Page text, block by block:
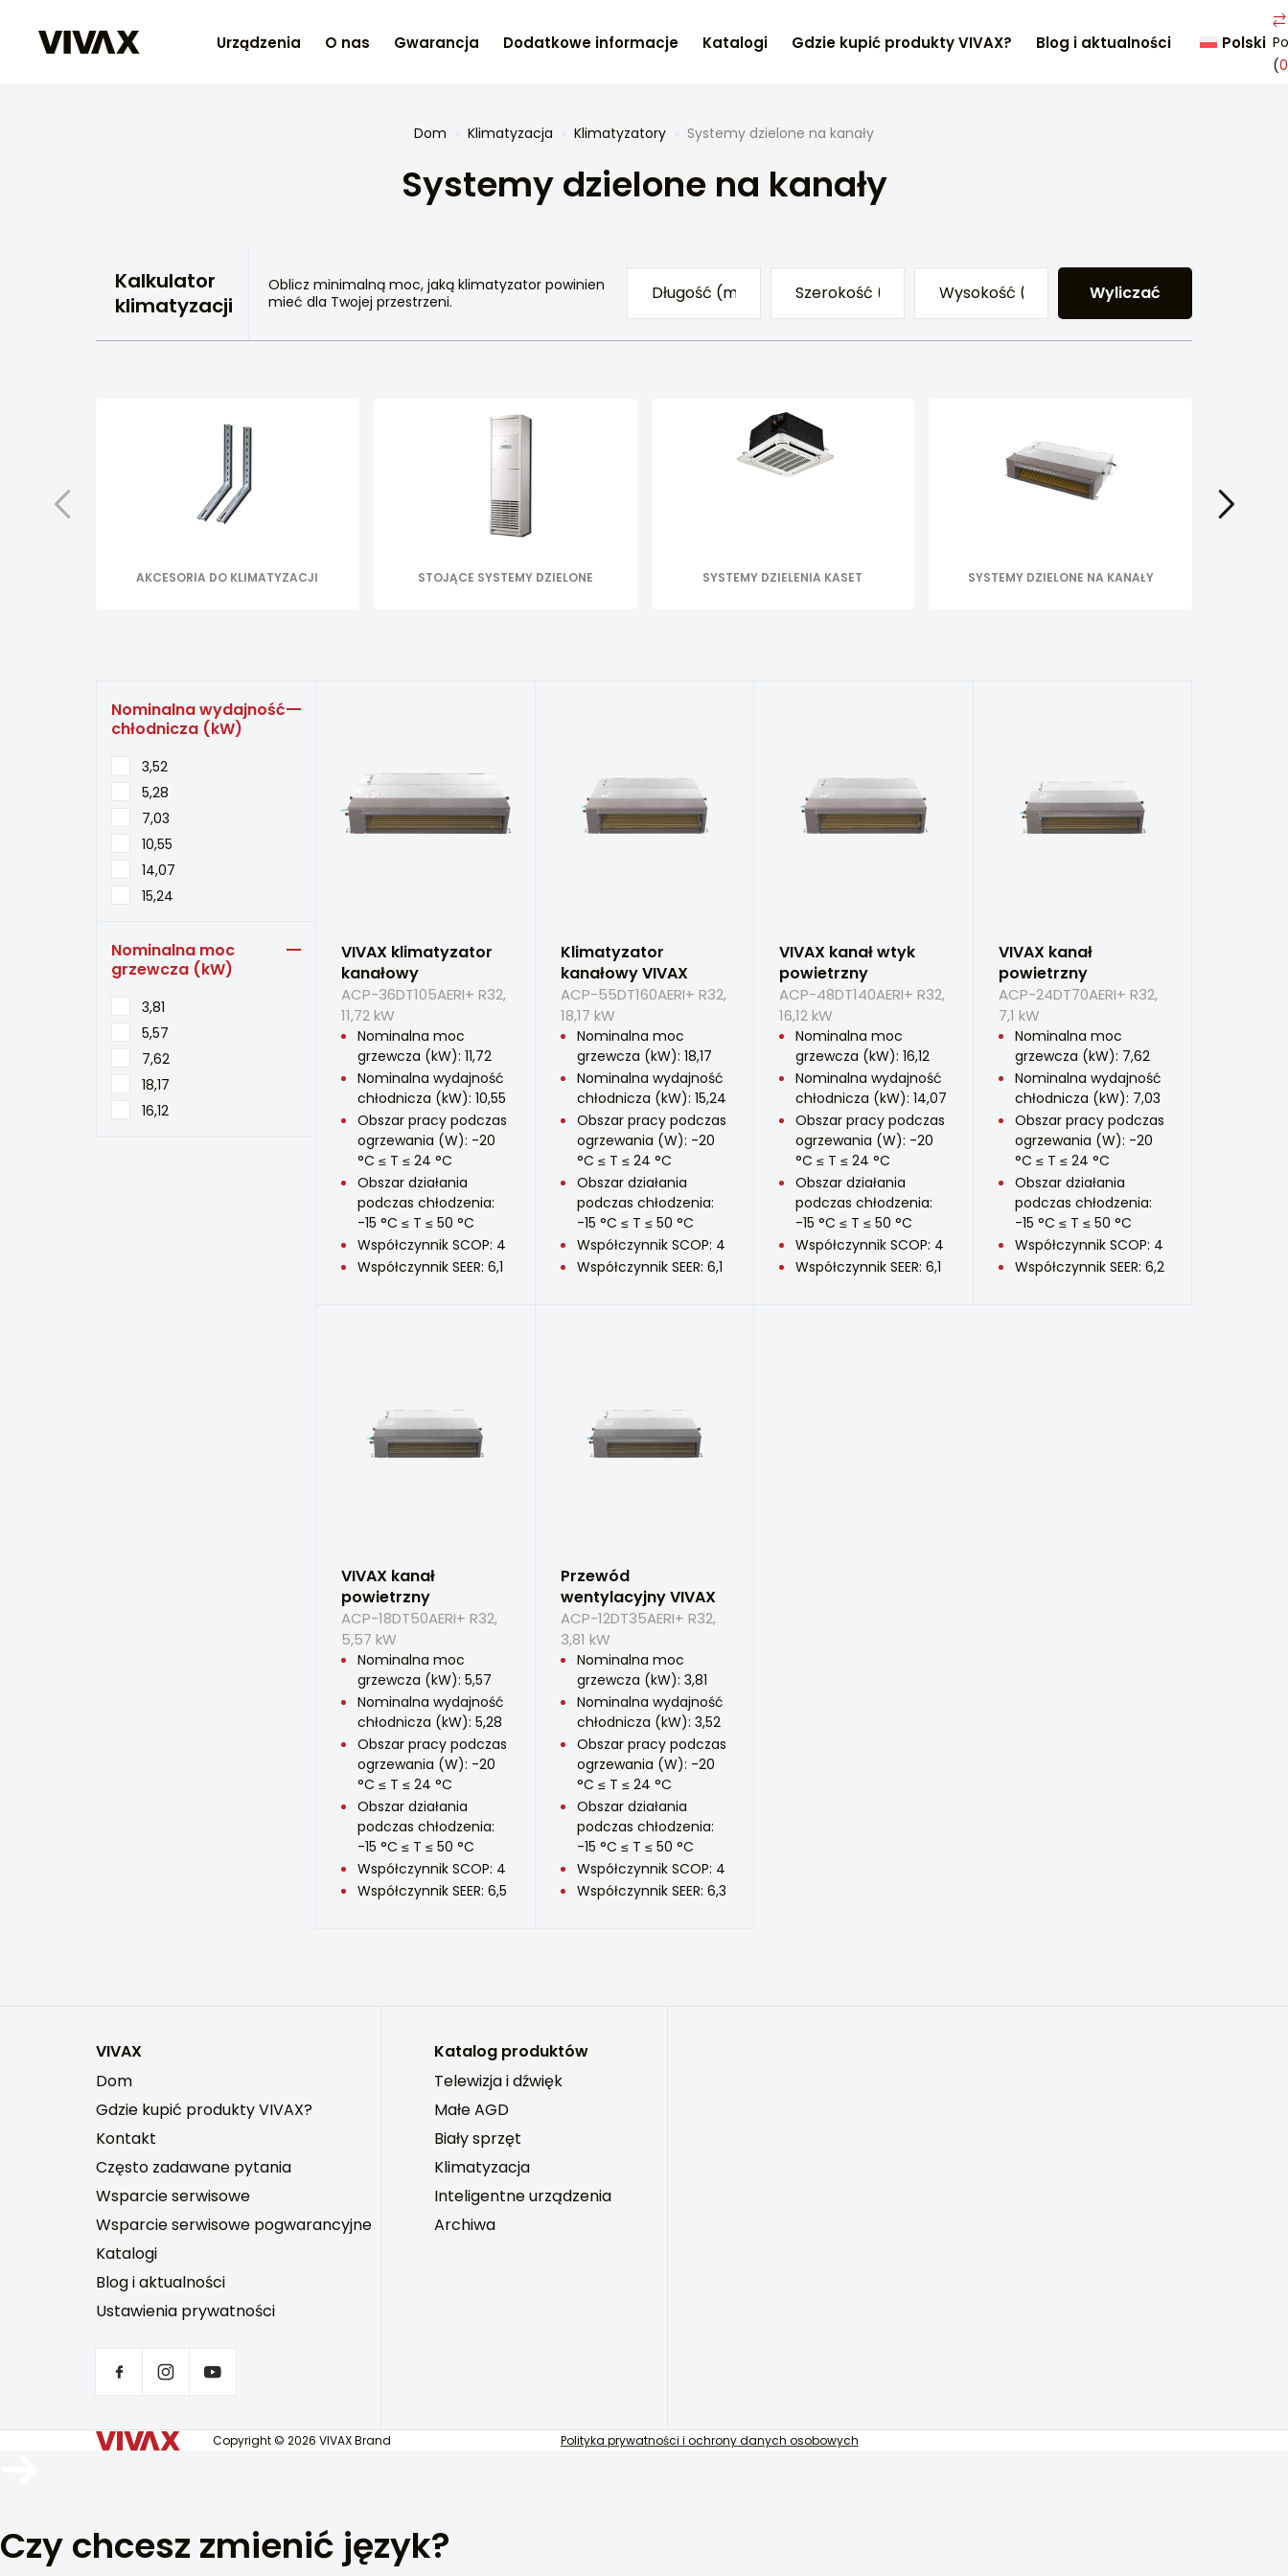
Urządzenia O nas Gwarancja Dodatkowe informacje Katalogi Gdzie kupić produkty VIVAX? Blog i aktualności Polski
(0
Dom Klimatyzacja Klimatyzatory Systemy dzielone na kanały
Systemy dzielone na kanały
Kalkulator
klimatyzacji
Oblicz minimalną moc, jaką klimatyzator powinien
mieć dla Twojej przestrzeni.
Wyliczać
AKCESORIA DO KLIMATYZACJI STOJĄCE SYSTEMY DZIELONE SYSTEMY DZIELENIA KASET SYSTEMY DZIELONE NA KANAŁY
Nominalna wydajność
chłodnicza (kW)
3,52
5,28
7,03
10,55
14,07
15,24
Nominalna moc
grzewcza (kW)
3,81
5,57
7,62
18,17
16,12
VIVAX klimatyzator
kanałowy
ACP-36DT105AERI+ R32,
11,72 kW
Nominalna moc
grzewcza (kW): 11,72
Nominalna wydajność
chłodnicza (kW): 10,55
Obszar pracy podczas
ogrzewania (W): -20
°C ≤ T ≤ 24 °C
Obszar działania
podczas chłodzenia:
-15 °C ≤ T ≤ 50 °C
Współczynnik SCOP: 4
Współczynnik SEER: 6,1
Klimatyzator
kanałowy VIVAX
ACP-55DT160AERI+ R32,
18,17 kW
Nominalna moc
grzewcza (kW): 18,17
Nominalna wydajność
chłodnicza (kW): 15,24
Obszar pracy podczas
ogrzewania (W): -20
°C ≤ T ≤ 24 °C
Obszar działania
podczas chłodzenia:
-15 °C ≤ T ≤ 50 °C
Współczynnik SCOP: 4
Współczynnik SEER: 6,1
VIVAX kanał wtyk
powietrzny
ACP-48DT140AERI+ R32,
16,12 kW
Nominalna moc
grzewcza (kW): 16,12
Nominalna wydajność
chłodnicza (kW): 14,07
Obszar pracy podczas
ogrzewania (W): -20
°C ≤ T ≤ 24 °C
Obszar działania
podczas chłodzenia:
-15 °C ≤ T ≤ 50 °C
Współczynnik SCOP: 4
Współczynnik SEER: 6,1
VIVAX kanał
powietrzny
ACP-24DT70AERI+ R32,
7,1 kW
Nominalna moc
grzewcza (kW): 7,62
Nominalna wydajność
chłodnicza (kW): 7,03
Obszar pracy podczas
ogrzewania (W): -20
°C ≤ T ≤ 24 °C
Obszar działania
podczas chłodzenia:
-15 °C ≤ T ≤ 50 °C
Współczynnik SCOP: 4
Współczynnik SEER: 6,2
VIVAX kanał
powietrzny
ACP-18DT50AERI+ R32,
5,57 kW
Nominalna moc
grzewcza (kW): 5,57
Nominalna wydajność
chłodnicza (kW): 5,28
Obszar pracy podczas
ogrzewania (W): -20
°C ≤ T ≤ 24 °C
Obszar działania
podczas chłodzenia:
-15 °C ≤ T ≤ 50 °C
Współczynnik SCOP: 4
Współczynnik SEER: 6,5
Przewód
wentylacyjny VIVAX
ACP-12DT35AERI+ R32,
3,81 kW
Nominalna moc
grzewcza (kW): 3,81
Nominalna wydajność
chłodnicza (kW): 3,52
Obszar pracy podczas
ogrzewania (W): -20
°C ≤ T ≤ 24 °C
Obszar działania
podczas chłodzenia:
-15 °C ≤ T ≤ 50 °C
Współczynnik SCOP: 4
Współczynnik SEER: 6,3
VIVAX
Dom
Gdzie kupić produkty VIVAX?
Kontakt
Często zadawane pytania
Wsparcie serwisowe
Wsparcie serwisowe pogwarancyjne
Katalogi
Blog i aktualności
Ustawienia prywatności
Katalog produktów
Telewizja i dźwięk
Małe AGD
Biały sprzęt
Klimatyzacja
Inteligentne urządzenia
Archiwa
Copyright © 2026 VIVAX Brand Polityka prywatności i ochrony danych osobowych
Czy chcesz zmienić język?